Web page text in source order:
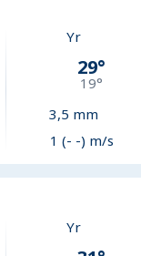
Yr
29°
19°
3,5 mm
1 (- -) m/s
Yr